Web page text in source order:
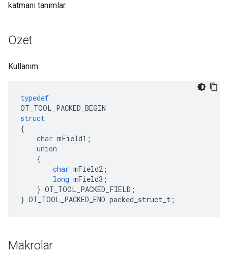
katmanı tanımlar.
Özet
Kullanım:
typedef
OT_TOOL_PACKED_BEGIN
struct
{
char mField1 ;
union
{
char mField2 ;
long mField3 ;
} OT_TOOL_PACKED_FIELD ;
} OT_TOOL_PACKED_END packed_struct_t ;
Makrolar